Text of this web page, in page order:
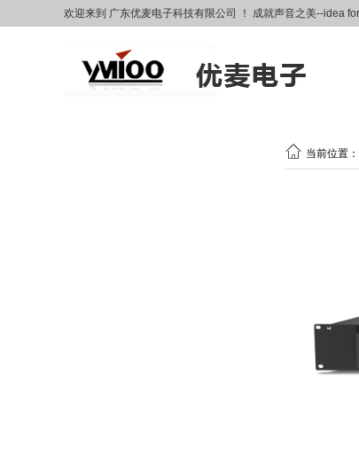
欢迎来到 广东优麦电子科技有限公司 ！ 成就声音之美--idea
 当前位置